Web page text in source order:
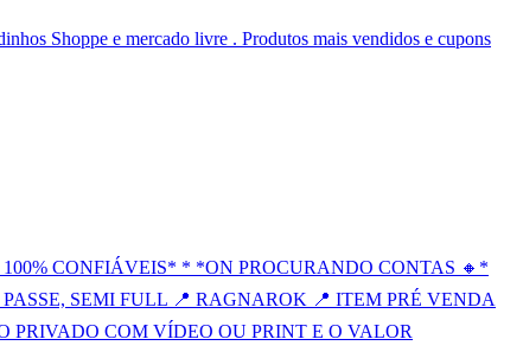
Shoppe e mercado livre . Produtos mais vendidos e cupons
CONFIÁVEIS* * *ON PROCURANDO CONTAS 🔸*
SEMI FULL 📍 RAGNAROK 📍 ITEM PRÉ VENDA
PRIVADO COM VÍDEO OU PRINT E O VALOR